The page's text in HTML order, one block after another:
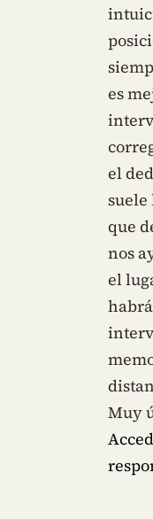
es
el
suele
que
nos
el
Muy